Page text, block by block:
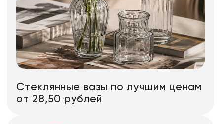
Стеклянные вазы по лучшим ценам
от 28,50 рублей